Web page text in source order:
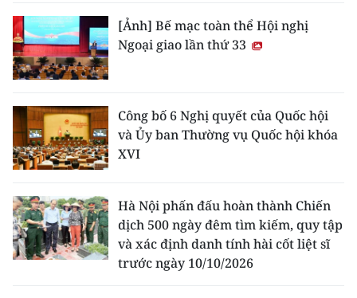
[Ảnh] Bế mạc toàn thể Hội nghị
Ngoại giao lần thứ 33
Công bố 6 Nghị quyết của Quốc hội
và Ủy ban Thường vụ Quốc hội khóa
XVI
Hà Nội phấn đấu hoàn thành Chiến
dịch 500 ngày đêm tìm kiếm, quy tập
và xác định danh tính hài cốt liệt sĩ
trước ngày 10/10/2026